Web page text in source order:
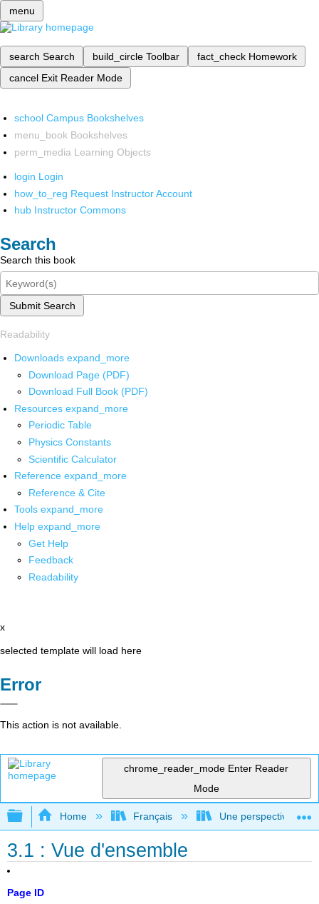
menu
search Search build_circle Toolbar fact_check Homework
cancel Exit Reader Mode
school Campus Bookshelves
menu_book Bookshelves
perm_media Learning Objects
login Login
how_to_reg Request Instructor Account
hub Instructor Commons
Search
Search this book
Submit Search
Readability
Downloads expand_more
Download Page (PDF)
Download Full Book (PDF)
Resources expand_more
Periodic Table
Physics Constants
Scientific Calculator
Reference expand_more
Reference & Cite
Tools expand_more
Help expand_more
Get Help
Feedback
Readability
x
selected template will load here
Error
This action is not available.
chrome_reader_mode Enter Reader
Mode
Expand/collapse global hierarchy
Home Français Une perspective
3.1 : Vue d'ensemble
Page ID